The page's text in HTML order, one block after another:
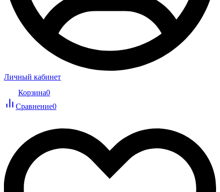
Личный кабинет
Корзина0
Сравнение0